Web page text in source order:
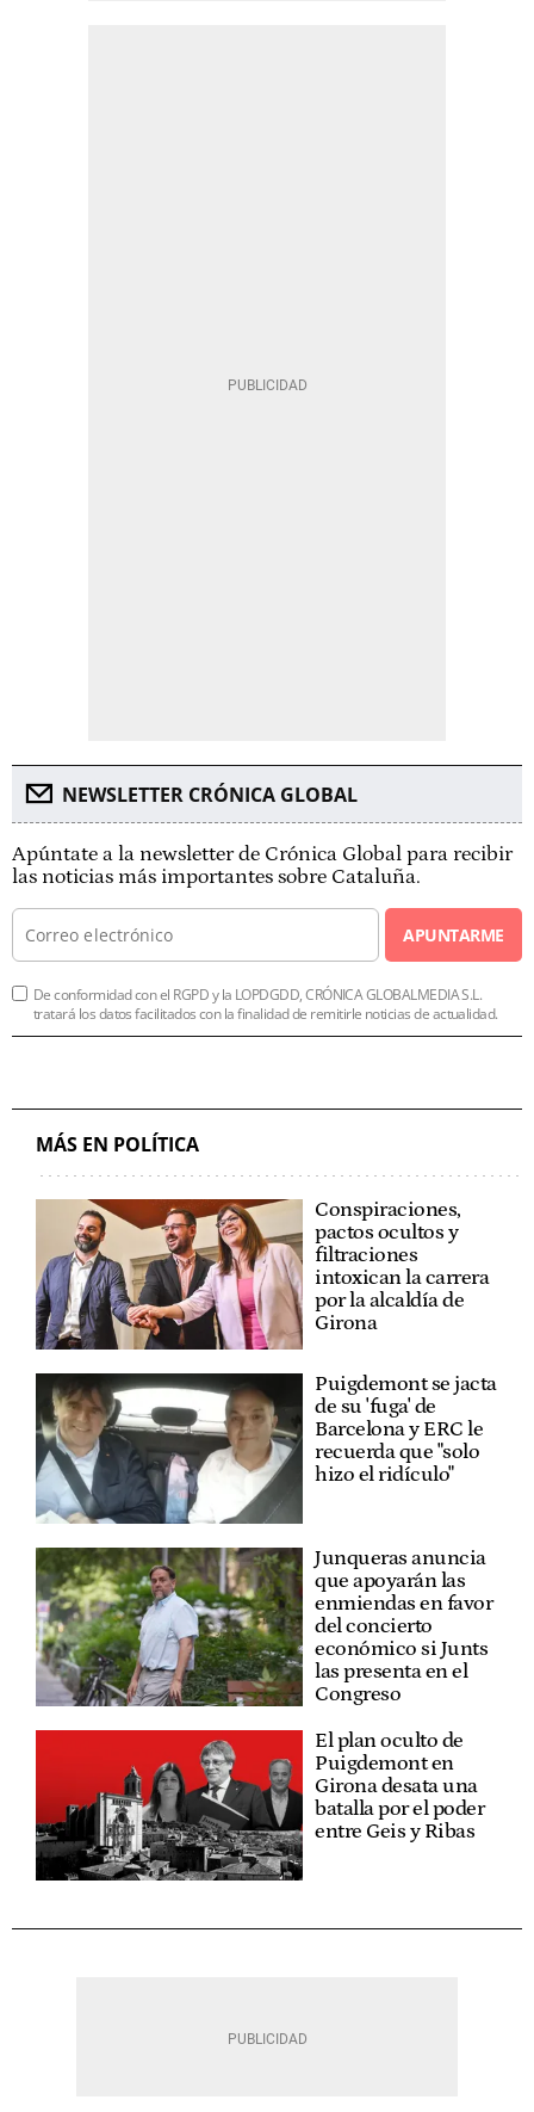
NEWSLETTER CRÓNICA GLOBAL
Apúntate a la newsletter de Crónica Global para recibir
las noticias más importantes sobre Cataluña.
APUNTARME
De conformidad con el RGPD y la LOPDGDD, CRÓNICA GLOBALMEDIA S.L.
tratará los datos facilitados con la finalidad de remitirle noticias de actualidad.
MÁS EN POLÍTICA
Conspiraciones,
pactos ocultos y
filtraciones
intoxican la carrera
por la alcaldía de
Girona
Puigdemont se jacta
de su 'fuga' de
Barcelona y ERC le
recuerda que "solo
hizo el ridículo"
Junqueras anuncia
que apoyarán las
enmiendas en favor
del concierto
económico si Junts
las presenta en el
Congreso
El plan oculto de
Puigdemont en
Girona desata una
batalla por el poder
entre Geis y Ribas